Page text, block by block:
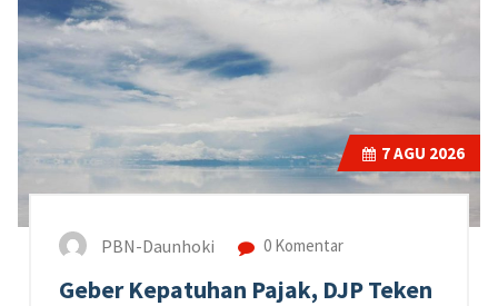
7AGU 2026
PBN-Daunhoki 0 Komentar
Geber Kepatuhan Pajak, DJP Teken